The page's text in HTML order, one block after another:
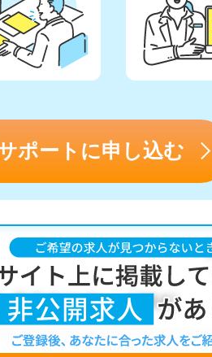
ポートに申し込む